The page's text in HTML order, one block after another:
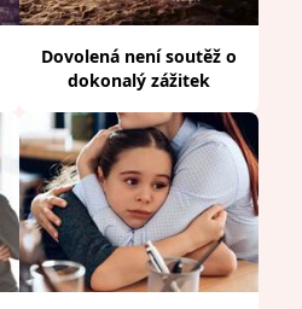
Dovolená není soutěž o
dokonalý zážitek